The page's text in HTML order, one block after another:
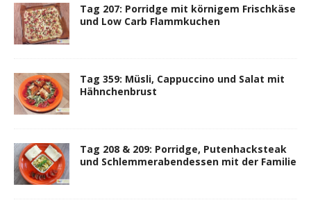
Tag 207: Porridge mit körnigem Frischkäse
und Low Carb Flammkuchen
Tag 359: Müsli, Cappuccino und Salat mit
Hähnchenbrust
Tag 208 & 209: Porridge, Putenhacksteak
und Schlemmerabendessen mit der Familie